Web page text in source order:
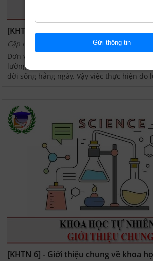
[KHTN 6] - Các phép đo lường
Cập nhật: 19/11/2021 | 9:42:14 PM
Đơn vị đo độ dài, khối lượng, thời gian là
lường cơ bản và quan trọng khi chỉ ở môn
đời sống hằng ngày. Vậy việc thực hiện đo
[KHTN 6] - Giới thiệu chung về khoa